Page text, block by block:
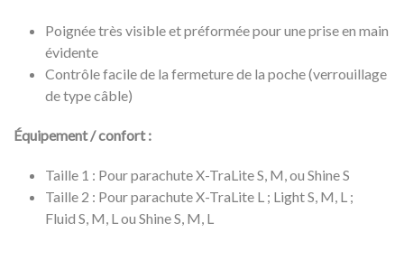
Poignée très visible et préformée pour une prise en main
évidente
Contrôle facile de la fermeture de la poche (verrouillage
de type câble)
Équipement / confort :
Taille 1 : Pour parachute X-TraLite S, M, ou Shine S
Taille 2 : Pour parachute X-TraLite L ; Light S, M, L ;
Fluid S, M, L ou Shine S, M, L